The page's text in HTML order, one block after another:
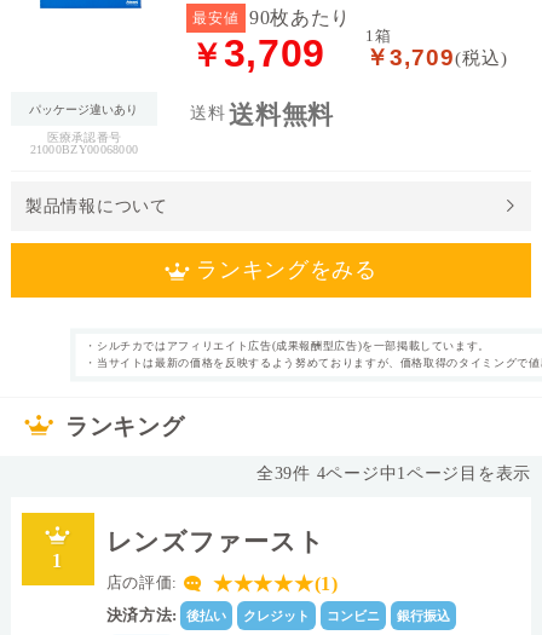
パッケージ違いあり
医療承認番号
21000BZY00068000
製品情報について
送料送料無料
最安値 90枚あたり
￥3,709 1箱
￥3,709(税込)
ランキングをみる
1日使い捨て タイプ 近視
表裏表示 なし
直径 13.8mm
中心厚(-3.00D) 0.075 ベースカーブ(BC)
Dk値(酸素透過係
26.0
・シルチカではアフィリエイト広告(成果報酬型広告)を一部掲載しています。
・当サイトは最新の価格を反映するよう努めておりますが、価格取得のタイミングで
ランキング
全39件 4ページ中1ページ目を表示
1
レンズファースト
店の評価: ★★★★★(1)
決済方法: 後払い クレジット コンビニ 銀行振込
処
せ